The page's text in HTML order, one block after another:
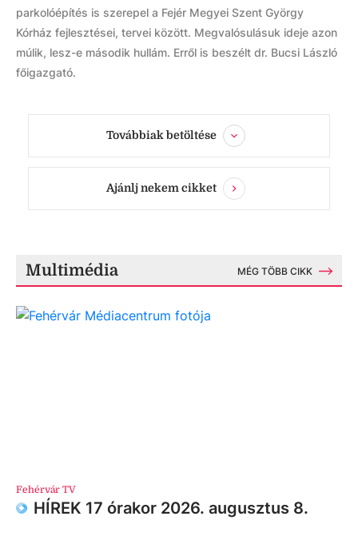
parkolóépítés is szerepel a Fejér Megyei Szent György
Kórház fejlesztései, tervei között. Megvalósulásuk ideje azon
múlik, lesz-e második hullám. Erről is beszélt dr. Bucsi László
főigazgató.
Továbbiak betöltése
Ajánlj nekem cikket
Multimédia MÉG TÖBB CIKK
Fehérvár TV
HÍREK 17 órakor 2026. augusztus 8.